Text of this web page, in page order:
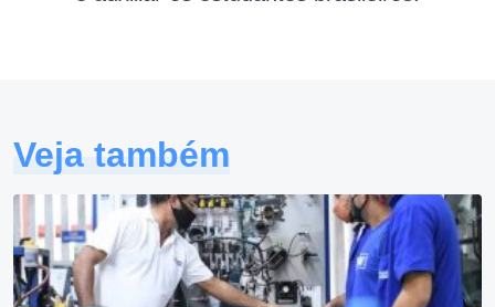
Veja também